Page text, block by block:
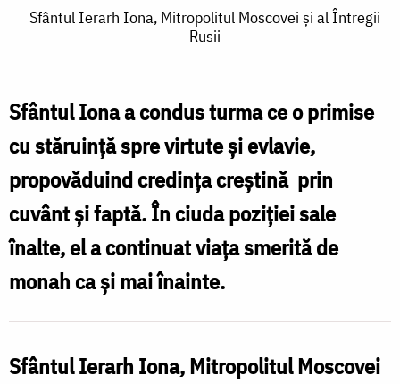
Sfântul
Mitropolitul
Moscovei
și
al
Întregii
Rusii
Sfântul Ierarh Iona, Mitropolitul Moscovei și al Întregii
Rusii
Sfântul Iona a condus turma ce o primise
cu stăruință spre virtute și evlavie,
propovăduind credința creștină prin
cuvânt și faptă. În ciuda poziției sale
înalte, el a continuat viața smerită de
monah ca și mai înainte.
Sfântul Ierarh Iona, Mitropolitul Moscovei